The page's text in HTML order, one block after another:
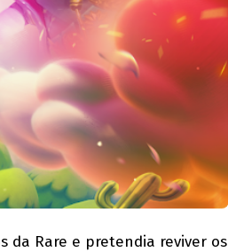
da Rare e pretendia reviver os